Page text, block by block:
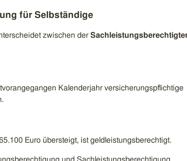
für Selbständige
zwischen der
Kalenderjahr versicherungspflichtige
Euro übersteigt, ist geldleistungsberechtigt.